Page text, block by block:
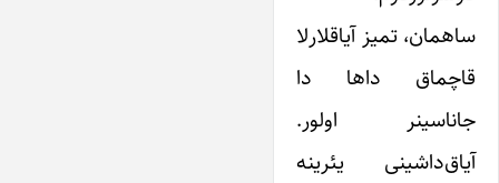
ساهمان، تمیز آیاقلارلا
قاچماق داها دا
جانا‌سینر اولور.
آیاق‌داشینی یئرینه